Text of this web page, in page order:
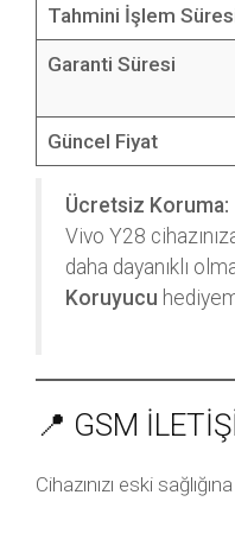
Tahmini İşlem
Garanti Süresi
Güncel Fiyat
Ücretsiz Koruma:
Vivo Y28
daha dayanıklı
Koruyucu
📍 GSM
Cihazınızı eski